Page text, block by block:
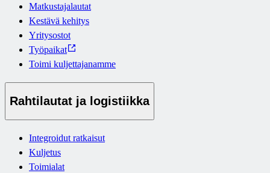
Matkustajalautat
Kestävä kehitys
Yritysostot
Työpaikat
Toimi kuljettajanamme
Rahtilautat ja logistiikka
Integroidut ratkaisut
Kuljetus
Toimialat